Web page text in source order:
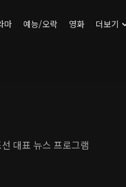
마 예능/오락 영화 더보기
대표 뉴스 프로그램